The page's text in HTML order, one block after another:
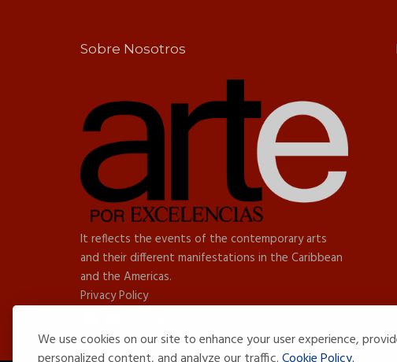
We use cookies on our site to enhance your user experience,
Sobre Nosotros
It reflects the events of the contemporary arts
and their different manifestations in the Caribbean
and the Americas.
Privacy Policy